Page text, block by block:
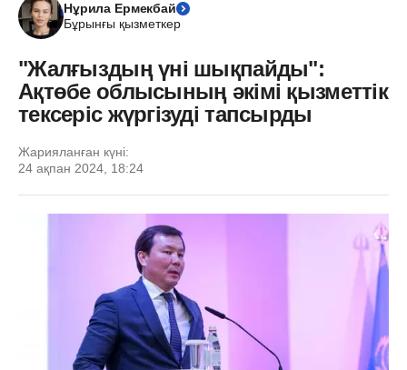
Нұрила Ермекбай
Бұрынғы қызметкер
"Жалғыздың үні шықпайды":
Ақтөбе облысының әкімі қызметтік
тексеріс жүргізуді тапсырды
Жарияланған күні:
24 ақпан 2024, 18:24